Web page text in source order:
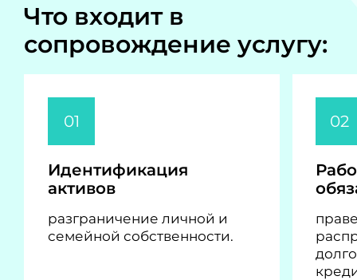
Что входит в
сопровождение услугу:
01
Идентификация
активов
разграничение личной и
семейной собственности.
02